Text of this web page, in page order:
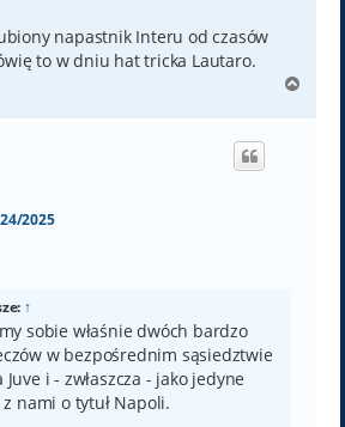
napastnik Interu od czasów
to w dniu hat tricka Lautaro.
g
2025
↑
sobie właśnie dwóch bardzo
w bezpośrednim sąsiedztwie
i - zwłaszcza - jako jedyne
nami o tytuł Napoli.